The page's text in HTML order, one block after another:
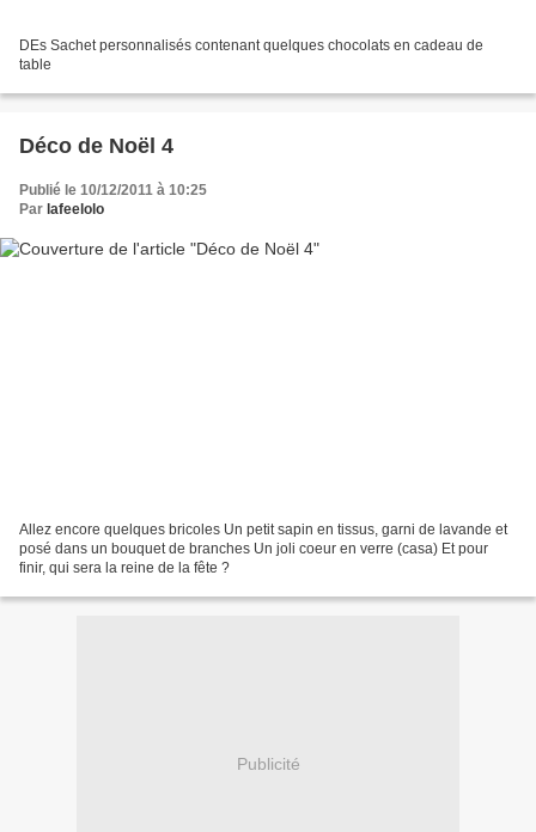
DEs Sachet personnalisés contenant quelques chocolats en cadeau de
table
Déco de Noël 4
Publié le 10/12/2011 à 10:25
Par lafeelolo
Allez encore quelques bricoles Un petit sapin en tissus, garni de lavande et
posé dans un bouquet de branches Un joli coeur en verre (casa) Et pour
finir, qui sera la reine de la fête ?
Publicité